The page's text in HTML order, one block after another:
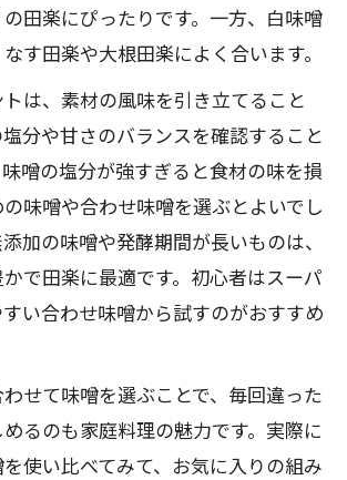
田楽にぴったりです。一方、白味噌
す田楽や大根田楽によく合います。
は、素材の風味を引き立てること
分や甘さのバランスを確認すること
噌の塩分が強すぎると食材の味を損
味噌や合わせ味噌を選ぶとよいでし
加の味噌や発酵期間が長いものは、
で田楽に最適です。初心者はスーパ
い合わせ味噌から試すのがおすすめ
せて味噌を選ぶことで、毎回違った
るのも家庭料理の魅力です。実際に
使い比べてみて、お気に入りの組み